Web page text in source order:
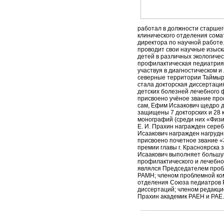
работал в должности
клинического отделения
директора по научной
проводит свои научные
детей в различных
профилактическая
участвуя в диагностическом
северные территории
стала докторская
детских болезней лечебного
присвоено учёное звание
сам, Ефим Исаакович щедро
защищены 7 докторских и 28
монографий (среди них
Е. И. Прахин награжден
Исаакович награжден
присвоено почетное звание
премии главы г.
Исаакович выполняет
профилактического и
являлся Председателем
РАМН; членом проблемной
отделения Союза педиатров
диссертаций; членом
Прахин академик РАЕН и РАЕ.